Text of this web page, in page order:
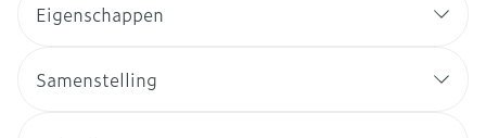
Eigenschappen
Samenstelling